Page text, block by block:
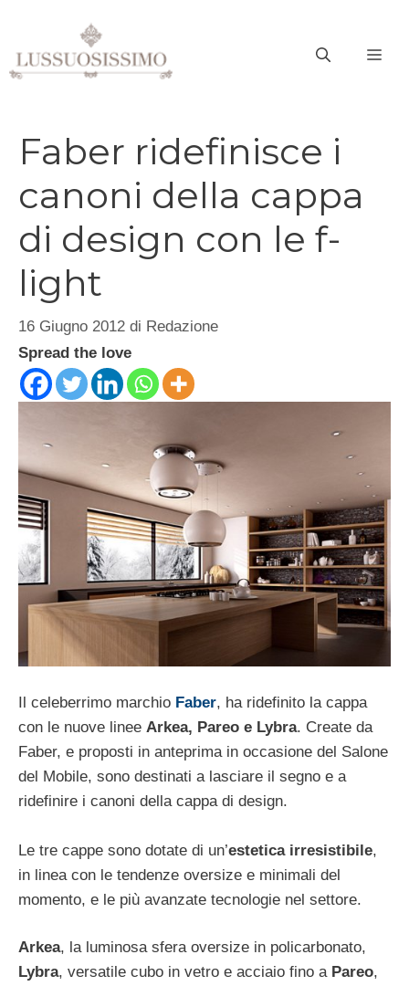
contenuto
Faber ridefinisce i
canoni della cappa
di design con le f-
light
16 Giugno 2012 di Redazione
Spread the love
Il celeberrimo marchio Faber, ha ridefinito la cappa
con le nuove linee Arkea, Pareo e Lybra. Create da
Faber, e proposti in anteprima in occasione del Salone
del Mobile, sono destinati a lasciare il segno e a
ridefinire i canoni della cappa di design.
Le tre cappe sono dotate di un’estetica irresistibile,
in linea con le tendenze oversize e minimali del
momento, e le più avanzate tecnologie nel settore.
Arkea, la luminosa sfera oversize in policarbonato,
Lybra, versatile cubo in vetro e acciaio fino a Pareo,